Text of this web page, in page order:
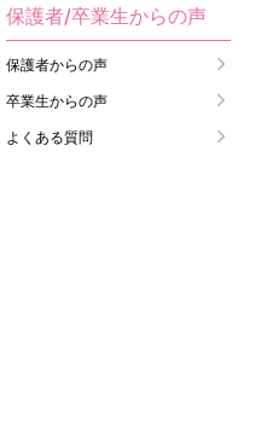
保護者/卒業生からの声
保護者からの声
卒業生からの声
よくある質問